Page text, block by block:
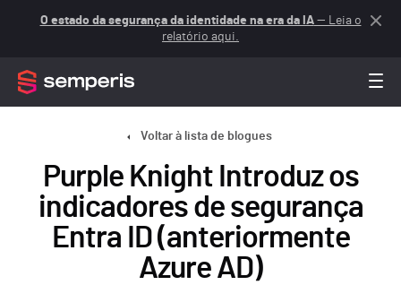
O estado da segurança da identidade na era da IA— Leia o
relatório aqui.
Voltar à lista de blogues
Purple Knight Introduz os
indicadores de segurança
Entra ID (anteriormente
Azure AD)